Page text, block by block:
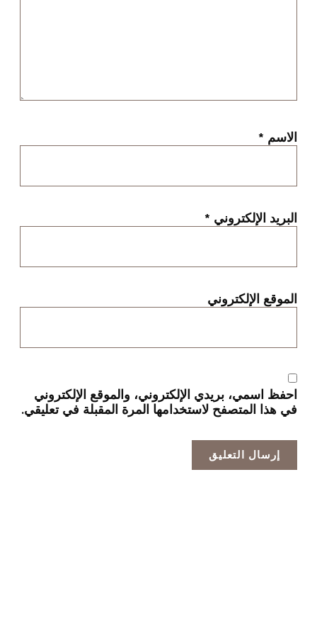
الاسم *
البريد الإلكتروني *
الموقع الإلكتروني
احفظ اسمي، بريدي الإلكتروني، والموقع الإلكتروني
في هذا المتصفح لاستخدامها المرة المقبلة في تعليقي.